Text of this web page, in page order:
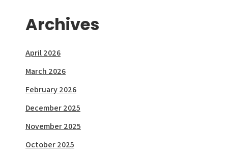
Archives
April 2026
March 2026
February 2026
December 2025
November 2025
October 2025